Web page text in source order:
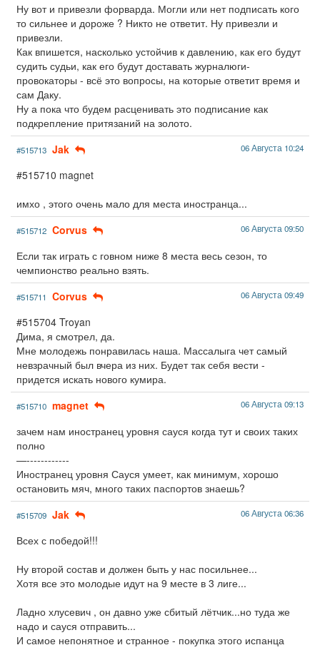
Ну вот и привезли форварда. Могли или нет подписать кого
то сильнее и дороже ? Никто не ответит. Ну привезли и
привезли.
Как впишется, насколько устойчив к давлению, как его будут
судить судьи, как его будут доставать журналюги-
провокаторы - всё это вопросы, на которые ответит время и
сам Даку.
Ну а пока что будем расценивать это подписание как
подкрепление притязаний на золото.
#515713 Jak 06 Августа 10:24
#515710 magnet
имхо , этого очень мало для места иностранца...
#515712 Corvus 06 Августа 09:50
Если так играть с говном ниже 8 места весь сезон, то
чемпионство реально взять.
#515711 Corvus 06 Августа 09:49
#515704 Troyan
Дима, я смотрел, да.
Мне молодежь понравилась наша. Массалыга чет самый
невзрачный был вчера из них. Будет так себя вести -
придется искать нового кумира.
#515710 magnet 06 Августа 09:13
зачем нам иностранец уровня сауся когда тут и своих таких
полно
—------------
Иностранец уровня Сауся умеет, как минимум, хорошо
остановить мяч, много таких паспортов знаешь?
#515709 Jak 06 Августа 06:36
Всех с победой!!!
Ну второй состав и должен быть у нас посильнее...
Хотя все это молодые идут на 9 месте в 3 лиге...
Ладно хлусевич , он давно уже сбитый лётчик...но туда же
надо и сауся отправить...
И самое непонятное и странное - покупка этого испанца